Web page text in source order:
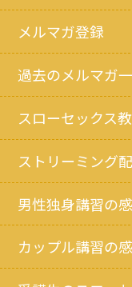
メルマガ登録
過去のメルマガ
スローセックス
ストリーミング
男性独身講習の
カップル講習の